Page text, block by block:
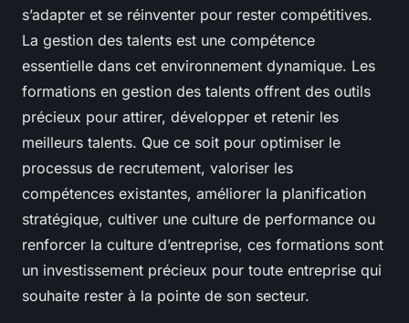
s’adapter et se réinventer pour rester compétitives.
La gestion des talents est une compétence
essentielle dans cet environnement dynamique. Les
formations en gestion des talents offrent des outils
précieux pour attirer, développer et retenir les
meilleurs talents. Que ce soit pour optimiser le
processus de recrutement, valoriser les
compétences existantes, améliorer la planification
stratégique, cultiver une culture de performance ou
renforcer la culture d’entreprise, ces formations sont
un investissement précieux pour toute entreprise qui
souhaite rester à la pointe de son secteur.